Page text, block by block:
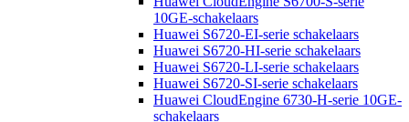
10GE-schakelaars
Huawei S6720-EI-serie schakelaars
Huawei S6720-HI-serie schakelaars
Huawei S6720-LI-serie schakelaars
Huawei S6720-SI-serie schakelaars
Huawei CloudEngine 6730-H-serie 10GE-
schakelaars